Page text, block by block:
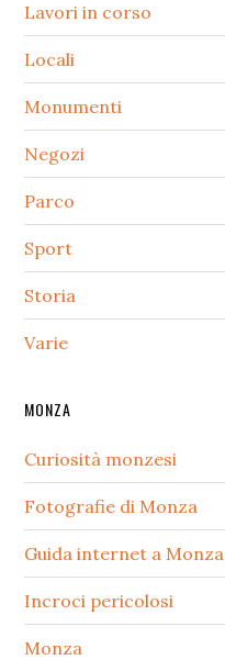
Lavori in corso
Locali
Monumenti
Negozi
Parco
Sport
Storia
Varie
MONZA
Curiosità monzesi
Fotografie di Monza
Guida internet a Monza
Incroci pericolosi
Monza